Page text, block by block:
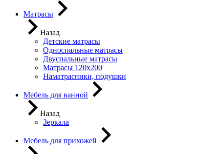
Матрасы
Назад
Детские матрасы
Односпальные матрасы
Двуспальные матрасы
Матрасы 120х200
Наматрасники, подушки
Мебель для ванной
Назад
Зеркала
Мебель для прихожей